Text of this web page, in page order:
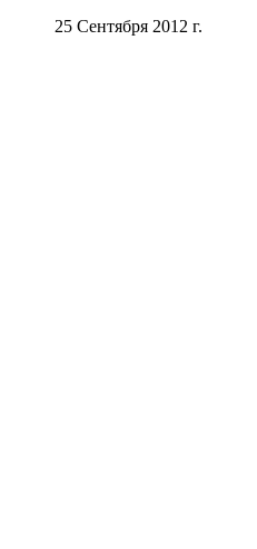
25 Сентября 2012 г.